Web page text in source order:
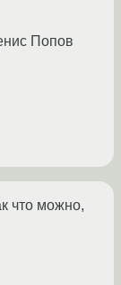
Попов
что можно,